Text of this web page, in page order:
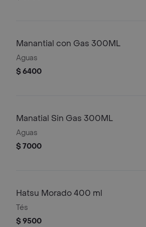
Manantial con Gas 300ML
Aguas
$ 6400
Manatial Sin Gas 300ML
Aguas
$ 7000
Hatsu Morado 400 ml
Tés
$ 9500